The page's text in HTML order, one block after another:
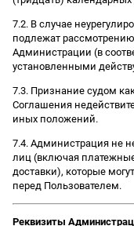
7.2. В случае
подлежат
Администрации (в
установленными
7.3. Признание судом
Соглашения
иных положений.
7.4. Администрация не
лиц (включая
доставки), которые
перед Пользователем.
Реквизиты